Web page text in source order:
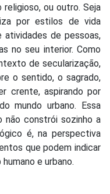
ou outro. Seja
por estilos de vida
de pessoas,
no seu interior. Como
de secularização,
o sentido, o sagrado,
crente, aspirando por
mundo urbano. Essa
não constrói sozinho a
é, na perspectiva
que podem indicar
e urbano.